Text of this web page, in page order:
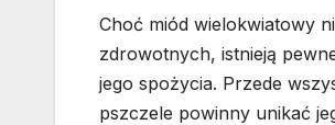
Choć miód wielokwiatowy
zdrowotnych, istnieją
jego spożycia. Przede
pszczele powinny unikać